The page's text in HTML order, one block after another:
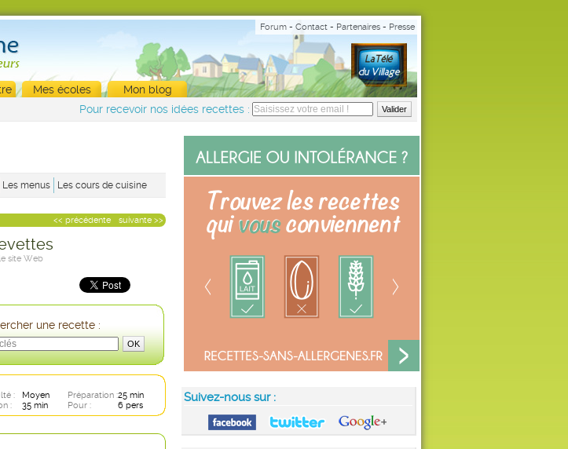
Forum - Contact - Partenaires - Presse
Mes écoles
Mon blog
Pour recevoir nos idées recettes :
Suivez-nous sur :
Les menus Les cours de cuisine
suivante >>
<< précédente
site Web
une recette :
: Moyen Préparation :25 min
:
35 min Pour : 6 pers